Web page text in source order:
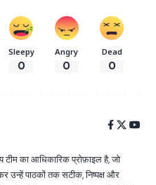
Sleepy
0
Angry
0
Dead
0
का आधिकारिक प्रोफ़ाइल है, जो
उन्हें पाठकों तक सटीक, निष्पक्ष और